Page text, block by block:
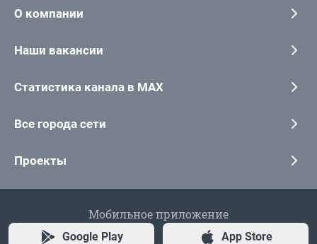
О компании
Наши вакансии
Статистика канала в MAX
Все города сети
Проекты
Мобильное приложение
Google Play App Store